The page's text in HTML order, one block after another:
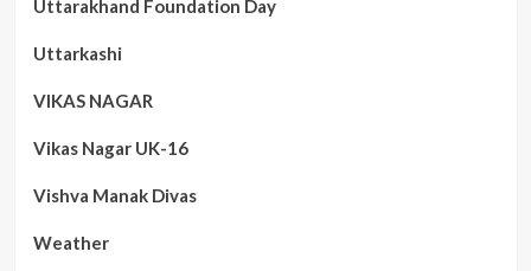
Uttarakhand Foundation Day
Uttarkashi
VIKAS NAGAR
Vikas Nagar UK-16
Vishva Manak Divas
Weather